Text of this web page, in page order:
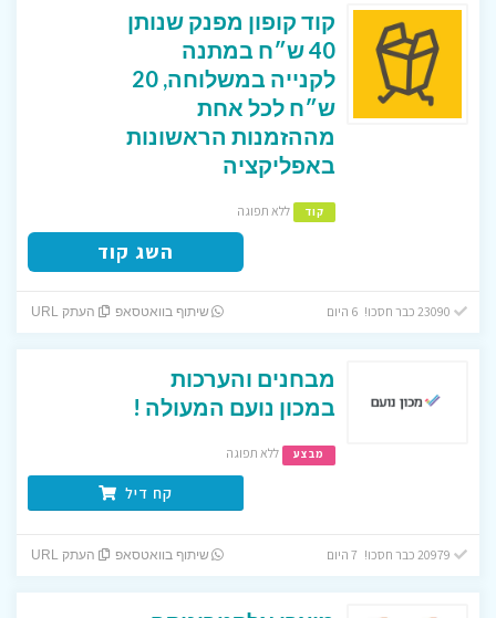
קוד קופון מפנק שנותן
40 ש״ח במתנה
לקנייה במשלוחה, 20
ש״ח לכל אחת
מההזמנות הראשונות
באפליקציה
קוד ללא תפוגה
השג קוד
שיתוף בוואטסאפ העתק URL
מבחנים והערכות
במכון נועם המעולה !
מבצע ללא תפוגה
קח דיל
שיתוף בוואטסאפ העתק URL